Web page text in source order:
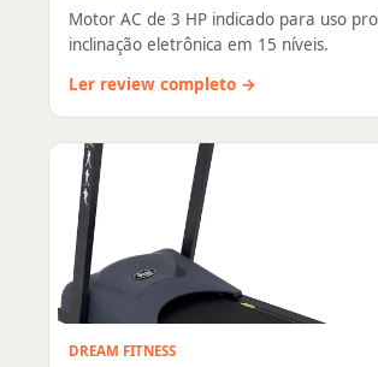
Motor AC de 3 HP indicado para uso
inclinação eletrônica em 15 níveis.
Ler review completo →
DREAM FITNESS